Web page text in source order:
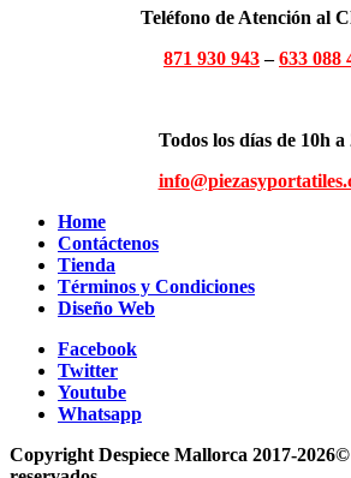
Teléfono de Atención al
871 930 943–633 088
Todos los días de 10h a
Home
Contáctenos
Tienda
Términos y Condiciones
Diseño Web
Facebook
Twitter
Youtube
Whatsapp
Copyright Despiece Mallorca 2017-2026©